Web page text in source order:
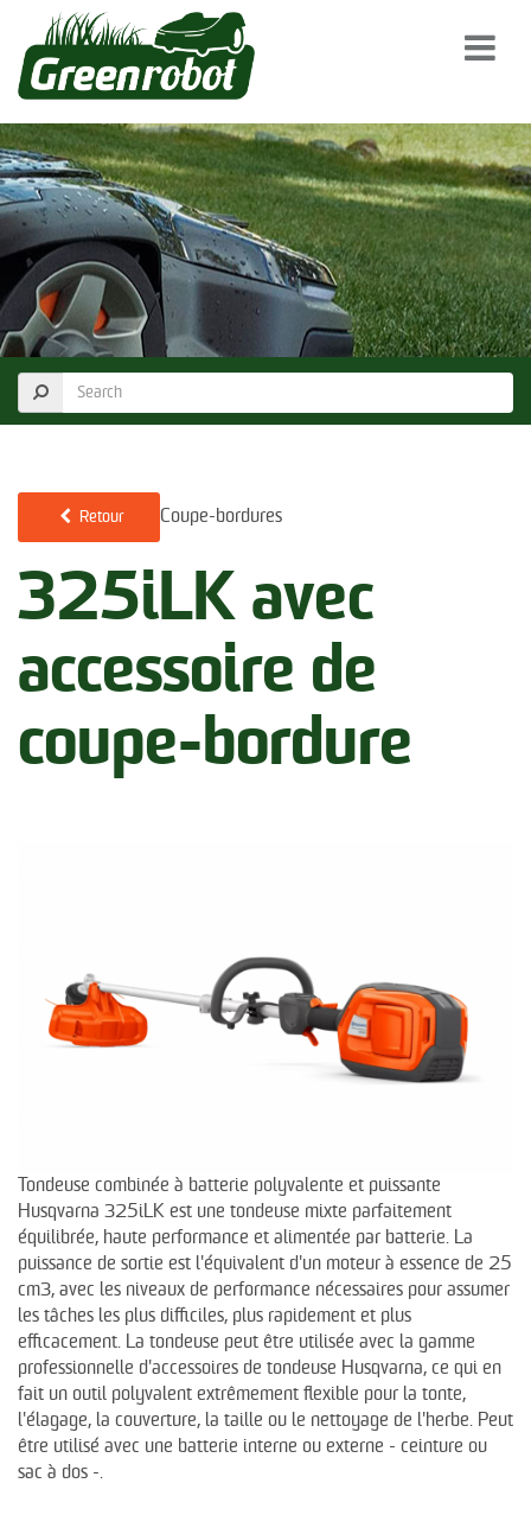
Retour Coupe-bordures
325iLK avec
accessoire de
coupe-bordure
Tondeuse combinée à batterie polyvalente et puissante
Husqvarna 325iLK est une tondeuse mixte parfaitement
équilibrée, haute performance et alimentée par batterie. La
puissance de sortie est l'équivalent d'un moteur à essence de 25
cm3, avec les niveaux de performance nécessaires pour assumer
les tâches les plus difficiles, plus rapidement et plus
efficacement. La tondeuse peut être utilisée avec la gamme
professionnelle d'accessoires de tondeuse Husqvarna, ce qui en
fait un outil polyvalent extrêmement flexible pour la tonte,
l'élagage, la couverture, la taille ou le nettoyage de l'herbe. Peut
être utilisé avec une batterie interne ou externe - ceinture ou
sac à dos -.